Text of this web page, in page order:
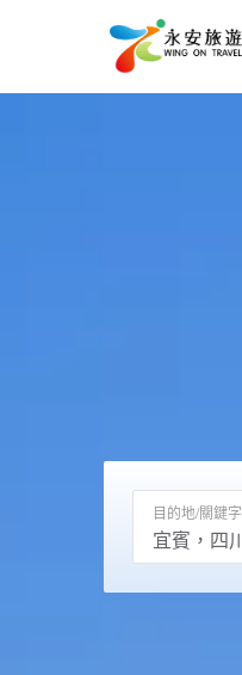
目的地/關鍵字